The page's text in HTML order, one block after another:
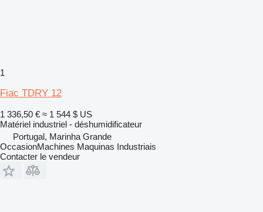
1
Fiac TDRY 12
1 336,50 € ≈ 1 544 $ US
Matériel industriel - déshumidificateur
Portugal, Marinha Grande
OccasionMachines Maquinas Industriais
Contacter le vendeur